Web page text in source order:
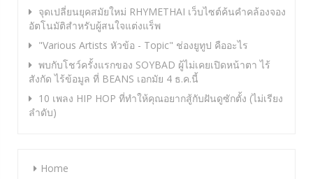
จุดเปลี่ยนยุคสมัยใหม่ RHYMETHAI เว็บไซต์ค้นคำคล้องจอง
อัตโนมัติสำหรับผู้สนใจแต่งแร็พ
"Various Artists หัวข้อ - Topic" ช่องยูทูป คืออะไร
พบกับโชว์ครั้งแรกของ SOYBAD ผู้ไม่เคยเปิดหน้าตา ไร้
สังกัด ไร้ข้อมูล ที่ BEANS เอกมัย 4 ธ.ค.นี้
10 เพลง HIP HOP ที่ทำให้คุณอยากสู้กับฝันดูซักตั้ง (ไม่เรียง
ลำดับ)
Home